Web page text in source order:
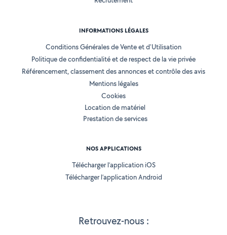
Retrouvez-nous :
INFORMATIONS LÉGALES
Conditions Générales de Vente et d'Utilisation
Politique de confidentialité et de respect de la vie privée
Référencement, classement des annonces et contrôle des avis
Mentions légales
Cookies
Location de matériel
Prestation de services
NOS APPLICATIONS
Télécharger l’application iOS
Télécharger l’application Android